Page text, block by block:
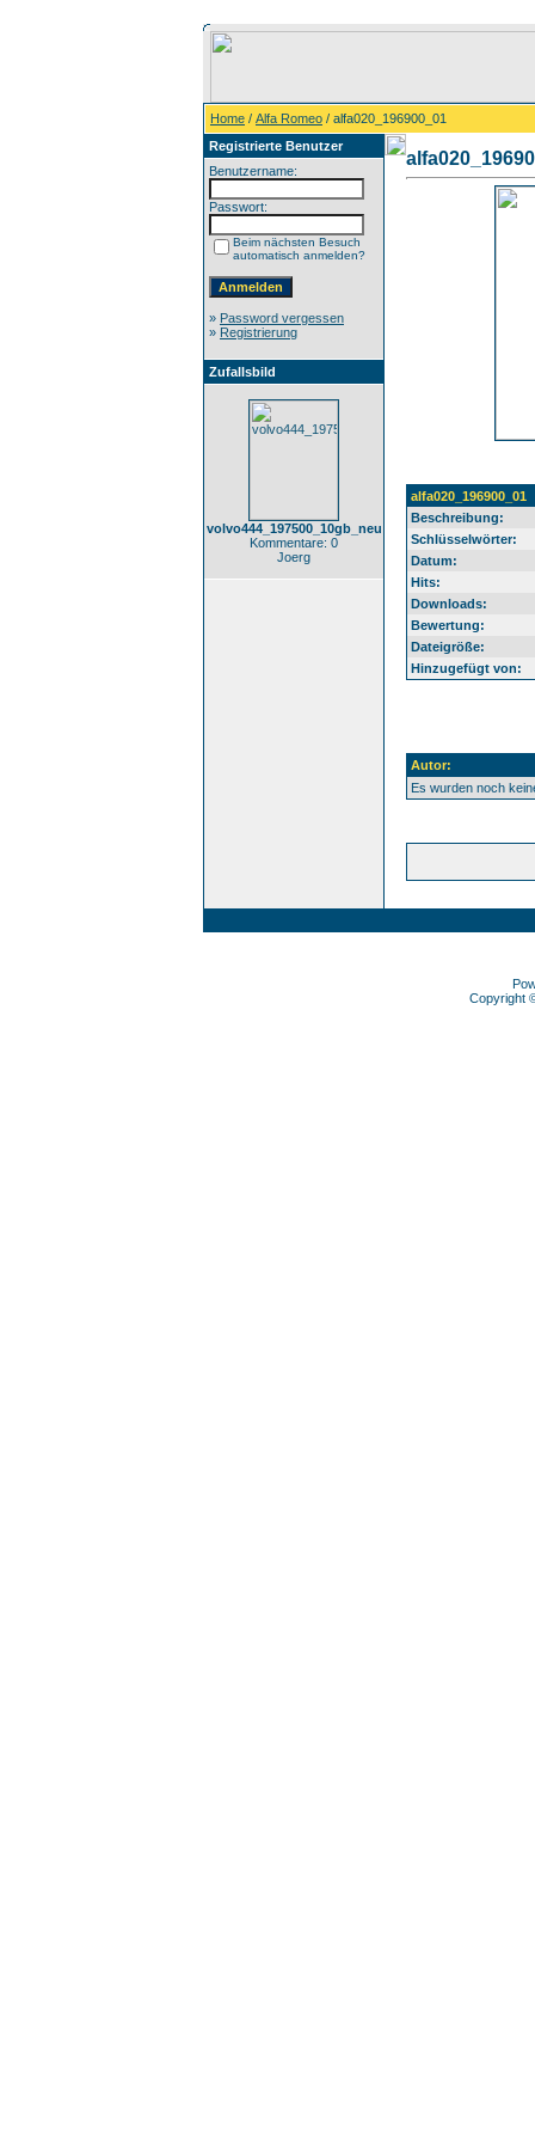
Home / Alfa Romeo / alfa020_196900_01
Registrierte Benutzer
Benutzername:
Passwort:
Beim nächsten Besuch
automatisch anmelden?
» Password vergessen
» Registrierung
Zufallsbild
volvo444_197500_10gb_neu
Kommentare: 0
Joerg
alfa020_196900_01
Beschreibung:
Schlüsselwörter:
Datum:
Hits:
Downloads:
Bewertung:
Dateigröße:
Hinzugefügt von:
Autor:
Es wurden noch
Copyright